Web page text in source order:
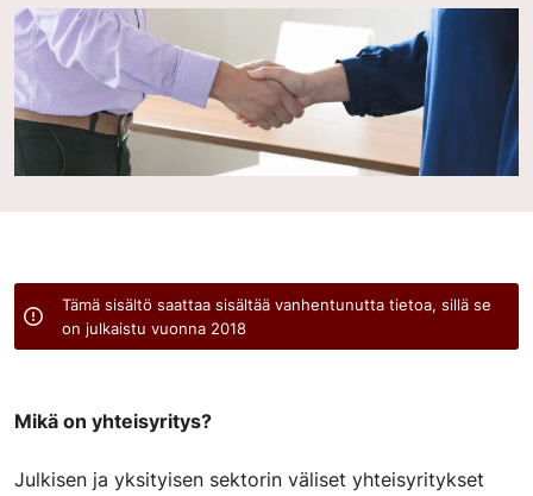
Tämä sisältö saattaa sisältää vanhentunutta tietoa, sillä se
on julkaistu vuonna 2018
Mikä on yhteisyritys?
Julkisen ja yksityisen sektorin väliset yhteisyritykset